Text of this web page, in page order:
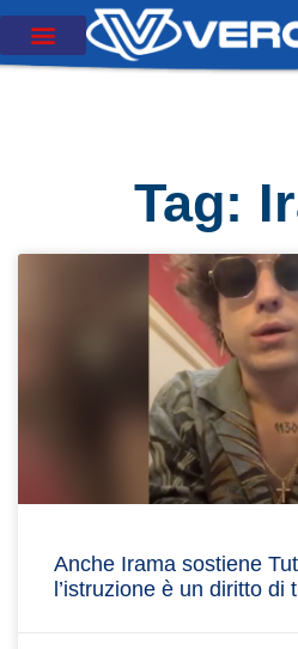
Tag:
Anche Irama sostiene
l’istruzione è un diritto di